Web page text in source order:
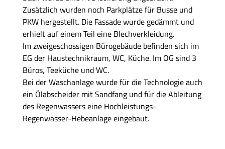
Zusätzlich wurden noch Parkplätze für Busse und
PKW hergestellt. Die Fassade wurde gedämmt und
erhielt auf einem Teil eine Blechverkleidung.
Im zweigeschossigen Bürogebäude befinden sich im
EG der Haustechnikraum, WC, Küche. Im OG sind 3
Büros, Teeküche und WC.
Bei der Waschanlage wurde für die Technologie auch
ein Ölabscheider mit Sandfang und für die Ableitung
des Regenwassers eine Hochleistungs-
Regenwasser-Hebeanlage eingebaut.